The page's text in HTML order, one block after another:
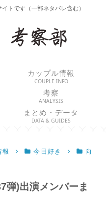
トです（一部ネタバレ含む）
カップル情報
COUPLE INFO
考察
ANALYSIS
まとめ・データ
DATA & GUIDES
報 今日好き
向
弾)出演メンバーま